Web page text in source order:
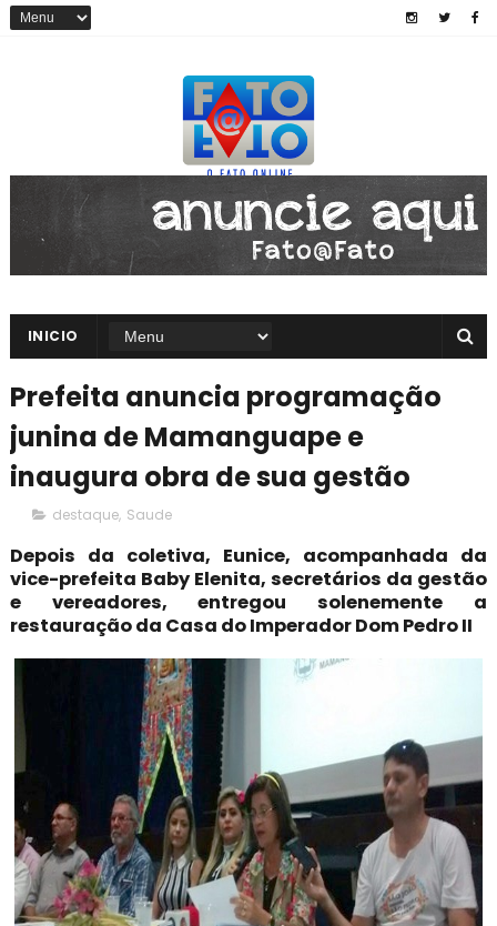
INICIO
Prefeita anuncia programação
junina de Mamanguape e
inaugura obra de sua gestão
destaque, Saude
Depois da coletiva, Eunice, acompanhada da
vice-prefeita Baby Elenita, secretários da gestão
e vereadores, entregou solenemente a
restauração da Casa do Imperador Dom Pedro II